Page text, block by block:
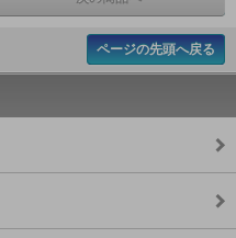
ページの先頭へ戻る